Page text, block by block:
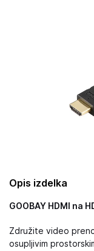
Opis izdelka
GOOBAY HDMI na
Združite video
osupljivim